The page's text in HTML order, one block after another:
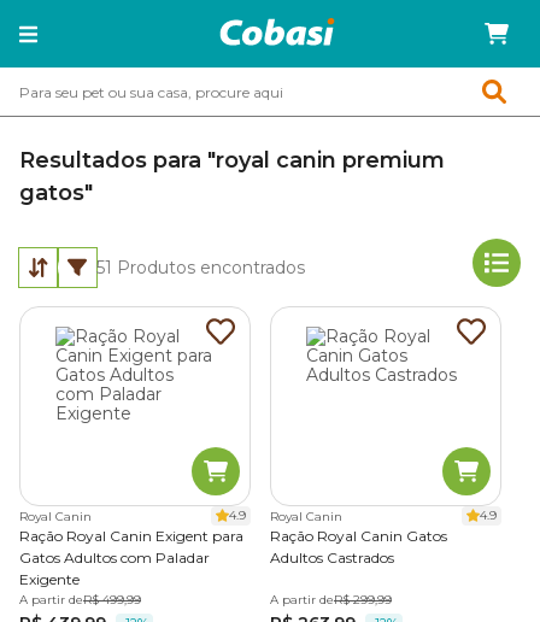
Resultados para "royal canin premium
gatos"
51 Produtos encontrados
Royal Canin 4.9
Ração Royal Canin Exigent para
Gatos Adultos com Paladar
Exigente
A partir deR$ 499,99
Royal Canin 4.9
Ração Royal Canin Gatos
Adultos Castrados
A partir deR$ 299,99